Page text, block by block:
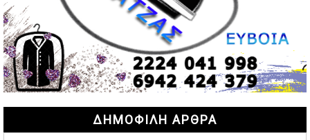
Αταμάν: Κανείς δεν έχει δικαίωμα να μιλά για τον πρόεδρο
και την οικογένειά του
02/05/2026 | 15:59
Μαρινάκης: Ο Ανδρουλάκης υπαναχώρησε στις
συμφωνίες για τις Ανεξάρτητες Αρχές
02/05/2026 | 09:36
Ψηφιακός έλεγχος στην αγορά: QR code για πωλήσεις
καπνικών και αλκοόλ σε 88.000 σημεία
02/05/2026 | 06:26
ΔΗΜΟΦΙΛΗ ΑΡΘΡΑ